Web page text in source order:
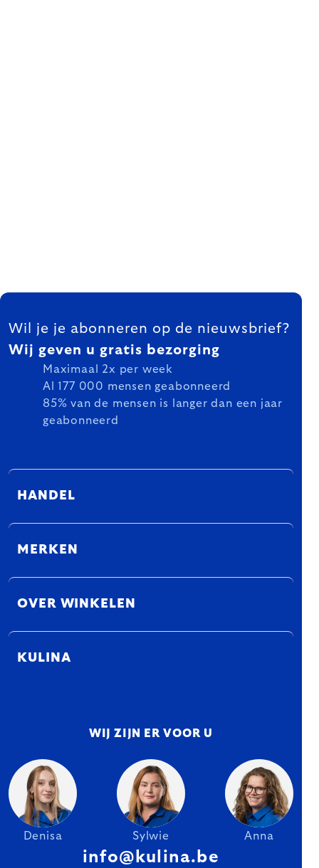
FOOTER
Wil je je abonneren op de nieuwsbrief?
Wij geven u gratis bezorging
Maximaal 2x per week
Al 177 000 mensen geabonneerd
85% van de mensen is langer dan een jaar
geabonneerd
HANDEL
MERKEN
OVER WINKELEN
KULINA
WIJ ZIJN ER VOOR U
Denisa Sylwie Anna
info@kulina.be